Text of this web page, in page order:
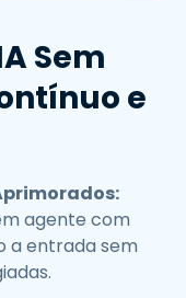
Sem
e
agente com
a entrada sem